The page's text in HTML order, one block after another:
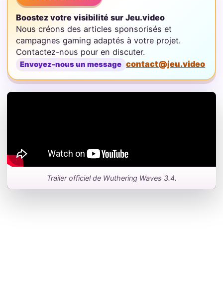
Boostez votre visibilité sur Jeu.video
Nous créons des articles sponsorisés et
campagnes gaming adaptés à votre projet.
Contactez-nous pour en discuter.
Envoyez-nous un message contact@jeu.video
Trailer officiel de Wuthering Waves 3.4.